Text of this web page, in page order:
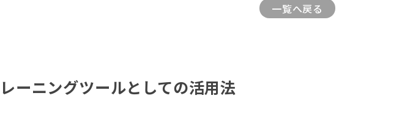
一覧へ戻る
ーニングツールとしての活用法